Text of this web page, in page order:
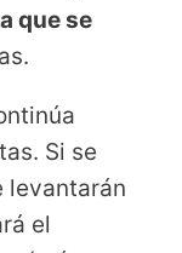
que se
Si se
levantarán
el